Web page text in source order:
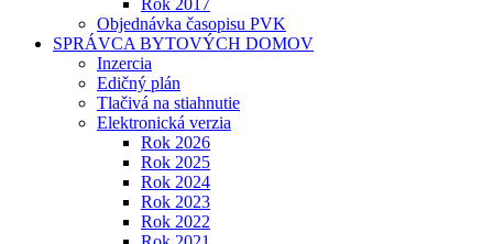
Rok 2017
Objednávka časopisu PVK
SPRÁVCA BYTOVÝCH DOMOV
Inzercia
Edičný plán
Tlačivá na stiahnutie
Elektronická verzia
Rok 2026
Rok 2025
Rok 2024
Rok 2023
Rok 2022